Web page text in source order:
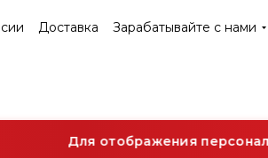
Доставка Зарабатывайте с нами
Для отображения